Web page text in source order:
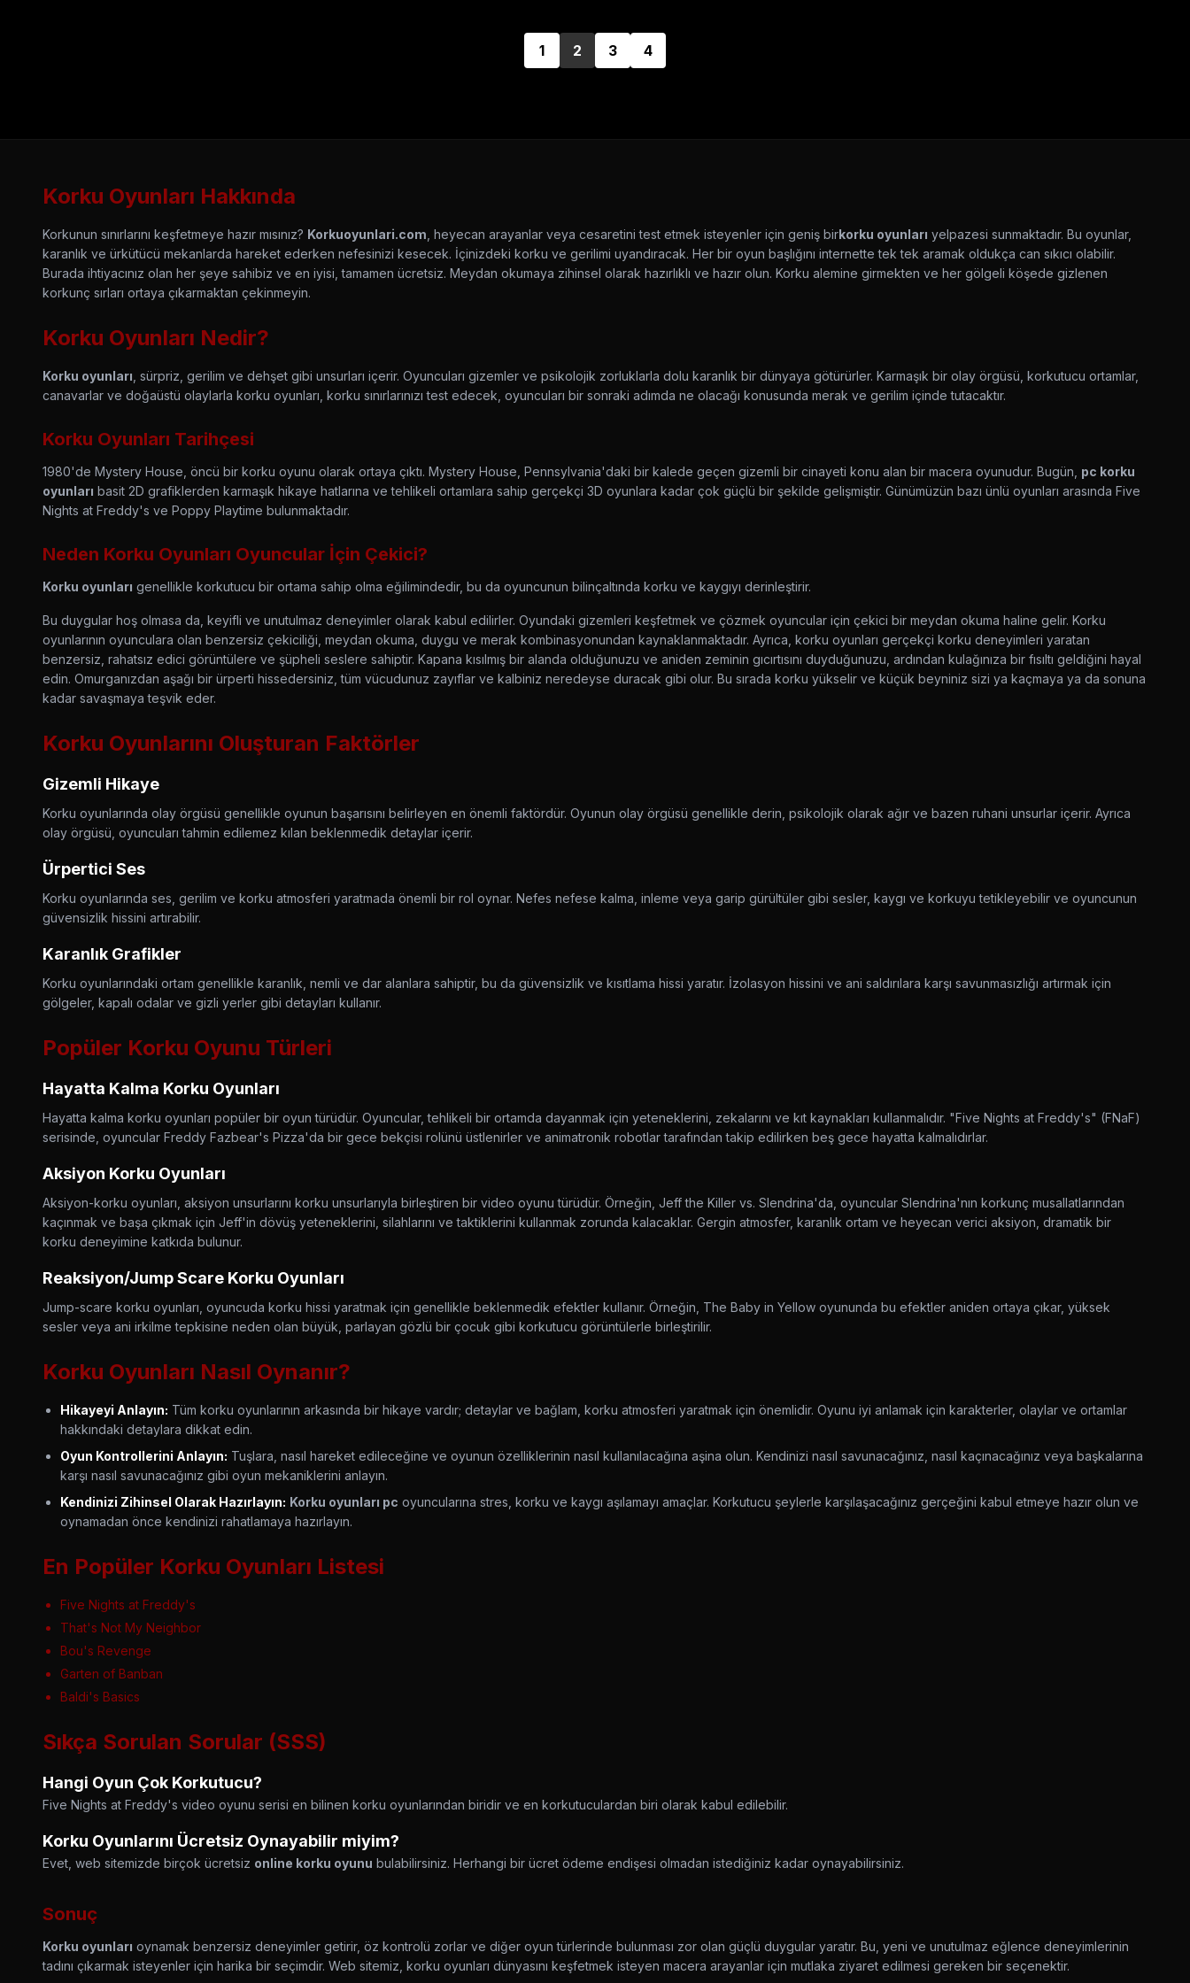
1 2 3 4
Korku Oyunları Hakkında
Korkunun sınırlarını keşfetmeye hazır mısınız? Korkuoyunlari.com , heyecan arayanlar veya cesaretini test etmek isteyenler için geniş birkorku oyunları yelpazesi sunmaktadır. Bu oyunlar,
karanlık ve ürkütücü mekanlarda hareket ederken nefesinizi kesecek. İçinizdeki korku ve gerilimi uyandıracak. Her bir oyun başlığını internette tek tek aramak oldukça can sıkıcı olabilir.
Burada ihtiyacınız olan her şeye sahibiz ve en iyisi, tamamen ücretsiz. Meydan okumaya zihinsel olarak hazırlıklı ve hazır olun. Korku alemine girmekten ve her gölgeli köşede gizlenen
korkunç sırları ortaya çıkarmaktan çekinmeyin.
Korku Oyunları Nedir?
Korku oyunları , sürpriz, gerilim ve dehşet gibi unsurları içerir. Oyuncuları gizemler ve psikolojik zorluklarla dolu karanlık bir dünyaya götürürler. Karmaşık bir olay örgüsü, korkutucu ortamlar,
canavarlar ve doğaüstü olaylarla korku oyunları, korku sınırlarınızı test edecek, oyuncuları bir sonraki adımda ne olacağı konusunda merak ve gerilim içinde tutacaktır.
Korku Oyunları Tarihçesi
1980'de Mystery House, öncü bir korku oyunu olarak ortaya çıktı. Mystery House, Pennsylvania'daki bir kalede geçen gizemli bir cinayeti konu alan bir macera oyunudur. Bugün, pc korku
oyunları basit 2D grafiklerden karmaşık hikaye hatlarına ve tehlikeli ortamlara sahip gerçekçi 3D oyunlara kadar çok güçlü bir şekilde gelişmiştir. Günümüzün bazı ünlü oyunları arasında Five
Nights at Freddy's ve Poppy Playtime bulunmaktadır.
Neden Korku Oyunları Oyuncular İçin Çekici?
Korku oyunları genellikle korkutucu bir ortama sahip olma eğilimindedir, bu da oyuncunun bilinçaltında korku ve kaygıyı derinleştirir.
Bu duygular hoş olmasa da, keyifli ve unutulmaz deneyimler olarak kabul edilirler. Oyundaki gizemleri keşfetmek ve çözmek oyuncular için çekici bir meydan okuma haline gelir. Korku
oyunlarının oyunculara olan benzersiz çekiciliği, meydan okuma, duygu ve merak kombinasyonundan kaynaklanmaktadır. Ayrıca, korku oyunları gerçekçi korku deneyimleri yaratan
benzersiz, rahatsız edici görüntülere ve şüpheli seslere sahiptir. Kapana kısılmış bir alanda olduğunuzu ve aniden zeminin gıcırtısını duyduğunuzu, ardından kulağınıza bir fısıltı geldiğini hayal
edin. Omurganızdan aşağı bir ürperti hissedersiniz, tüm vücudunuz zayıflar ve kalbiniz neredeyse duracak gibi olur. Bu sırada korku yükselir ve küçük beyniniz sizi ya kaçmaya ya da sonuna
kadar savaşmaya teşvik eder.
Korku Oyunlarını Oluşturan Faktörler
Gizemli Hikaye
Korku oyunlarında olay örgüsü genellikle oyunun başarısını belirleyen en önemli faktördür. Oyunun olay örgüsü genellikle derin, psikolojik olarak ağır ve bazen ruhani unsurlar içerir. Ayrıca
olay örgüsü, oyuncuları tahmin edilemez kılan beklenmedik detaylar içerir.
Ürpertici Ses
Korku oyunlarında ses, gerilim ve korku atmosferi yaratmada önemli bir rol oynar. Nefes nefese kalma, inleme veya garip gürültüler gibi sesler, kaygı ve korkuyu tetikleyebilir ve oyuncunun
güvensizlik hissini artırabilir.
Karanlık Grafikler
Korku oyunlarındaki ortam genellikle karanlık, nemli ve dar alanlara sahiptir, bu da güvensizlik ve kısıtlama hissi yaratır. İzolasyon hissini ve ani saldırılara karşı savunmasızlığı artırmak için
gölgeler, kapalı odalar ve gizli yerler gibi detayları kullanır.
Popüler Korku Oyunu Türleri
Hayatta Kalma Korku Oyunları
Hayatta kalma korku oyunları popüler bir oyun türüdür. Oyuncular, tehlikeli bir ortamda dayanmak için yeteneklerini, zekalarını ve kıt kaynakları kullanmalıdır. "Five Nights at Freddy's" (FNaF)
serisinde, oyuncular Freddy Fazbear's Pizza'da bir gece bekçisi rolünü üstlenirler ve animatronik robotlar tarafından takip edilirken beş gece hayatta kalmalıdırlar.
Aksiyon Korku Oyunları
Aksiyon-korku oyunları, aksiyon unsurlarını korku unsurlarıyla birleştiren bir video oyunu türüdür. Örneğin, Jeff the Killer vs. Slendrina'da, oyuncular Slendrina'nın korkunç musallatlarından
kaçınmak ve başa çıkmak için Jeff'in dövüş yeteneklerini, silahlarını ve taktiklerini kullanmak zorunda kalacaklar. Gergin atmosfer, karanlık ortam ve heyecan verici aksiyon, dramatik bir
korku deneyimine katkıda bulunur.
Reaksiyon/Jump Scare Korku Oyunları
Jump-scare korku oyunları, oyuncuda korku hissi yaratmak için genellikle beklenmedik efektler kullanır. Örneğin, The Baby in Yellow oyununda bu efektler aniden ortaya çıkar, yüksek
sesler veya ani irkilme tepkisine neden olan büyük, parlayan gözlü bir çocuk gibi korkutucu görüntülerle birleştirilir.
Korku Oyunları Nasıl Oynanır?
Hikayeyi Anlayın: Tüm korku oyunlarının arkasında bir hikaye vardır; detaylar ve bağlam, korku atmosferi yaratmak için önemlidir. Oyunu iyi anlamak için karakterler, olaylar ve ortamlar
hakkındaki detaylara dikkat edin.
Oyun Kontrollerini Anlayın: Tuşlara, nasıl hareket edileceğine ve oyunun özelliklerinin nasıl kullanılacağına aşina olun. Kendinizi nasıl savunacağınız, nasıl kaçınacağınız veya başkalarına
karşı nasıl savunacağınız gibi oyun mekaniklerini anlayın.
Kendinizi Zihinsel Olarak Hazırlayın: Korku oyunları pc oyuncularına stres, korku ve kaygı aşılamayı amaçlar. Korkutucu şeylerle karşılaşacağınız gerçeğini kabul etmeye hazır olun ve
oynamadan önce kendinizi rahatlamaya hazırlayın.
En Popüler Korku Oyunları Listesi
Five Nights at Freddy's
That's Not My Neighbor
Bou's Revenge
Garten of Banban
Baldi's Basics
Sıkça Sorulan Sorular (SSS)
Hangi Oyun Çok Korkutucu?
Five Nights at Freddy's video oyunu serisi en bilinen korku oyunlarından biridir ve en korkutuculardan biri olarak kabul edilebilir.
Korku Oyunlarını Ücretsiz Oynayabilir miyim?
Evet, web sitemizde birçok ücretsiz online korku oyunu bulabilirsiniz. Herhangi bir ücret ödeme endişesi olmadan istediğiniz kadar oynayabilirsiniz.
Sonuç
Korku oyunları oynamak benzersiz deneyimler getirir, öz kontrolü zorlar ve diğer oyun türlerinde bulunması zor olan güçlü duygular yaratır. Bu, yeni ve unutulmaz eğlence deneyimlerinin
tadını çıkarmak isteyenler için harika bir seçimdir. Web sitemiz, korku oyunları dünyasını keşfetmek isteyen macera arayanlar için mutlaka ziyaret edilmesi gereken bir seçenektir.